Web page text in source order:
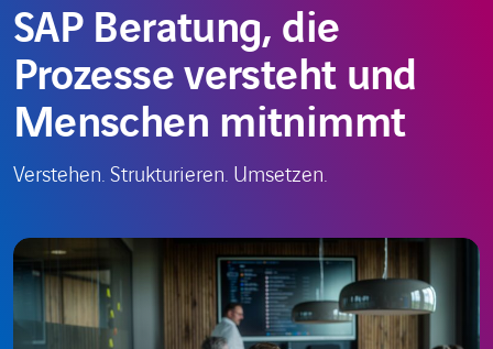
SAP Beratung, die
Prozesse versteht und
Menschen mitnimmt
Verstehen. Strukturieren. Umsetzen.